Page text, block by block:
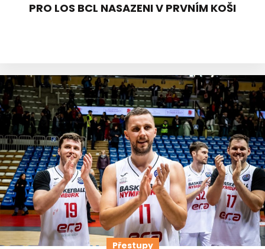
PRO LOS BCL NASAZENI V PRVNÍM KOŠI
Přestupy